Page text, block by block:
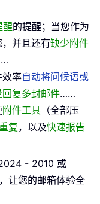
醒的提醒；当您作为
并且还有缺少附件
效率自动将问候语或
回复多封邮件……
附件工具 （全部压
复，以及快速报告
- 2010 或
让您的邮箱体验全